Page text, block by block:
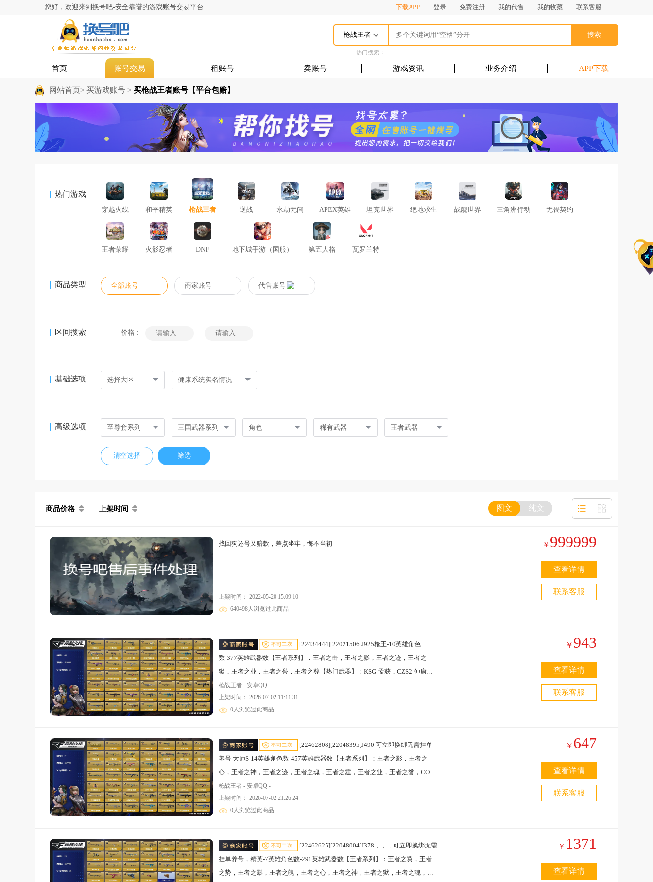
您好，欢迎来到换号吧-安全靠谱的游戏账号交易平台 下载APP 登录 免费注册 我的代售 我的收藏 联系客服
枪战王者 搜索
热门搜索：
首页 账号交易 租账号 卖账号 游戏资讯 业务介绍 APP下载
网站首页> 买游戏账号 > 买枪战王者账号【平台包赔】
热门游戏
穿越火线 和平精英 枪战王者 逆战 永劫无间 APEX英雄 坦克世界 绝地求生 战舰世界 三角洲行动 无畏契约
王者荣耀 火影忍者 DNF 地下城手游（国服） 第五人格 瓦罗兰特
商品类型 全部账号 商家账号 代售账号
区间搜索 价格： —
基础选项 选择大区 健康系统实名情况
高级选项 至尊套系列 三国武器系列 角色 稀有武器 王者武器
清空选择 筛选
商品价格 上架时间 图文 纯文
找回狗还号又赔款，差点坐牢，悔不当初
上架时间： 2022-05-20 15:09:10
640498人浏览过此商品
￥ 999999
查看详情
联系客服
数-377英雄武器数【王者系列】：王者之击，王者之影，王者之迹，王者之
狱，王者之业，王者之誉，王者之尊【热门武器】：KSG-孟获，CZS2-仲康，
AN94-盖，81式-光明之神，MK47-仁德，M4A1-仲达，AK47-奉先，M4A1-星
象，M200-幻神，VEPR12-宙斯，81式-阿波罗【角色】：葵，瞳，关小雨*2，
炽天使-X，祝融夫人，零-
枪战王者 - 安卓QQ -
上架时间： 2026-07-02 11:11:31
0人浏览过此商品
￥ 943
查看详情
联系客服
养号 大师S-14英雄角色数-457英雄武器数【王者系列】：王者之影，王者之
心，王者之神，王者之迹，王者之魂，王者之霆，王者之业，王者之誉，COP
357-雷霆王者，王者之尊【热门武器】：KSG-孟获，CZS2-仲康，COP 357-安
琪拉，AN94-盖，81式-光明之神，MK47-仁德，M4A1-仲达，M4A1-威侯，
TAC-慈，M200
枪战王者 - 安卓QQ -
上架时间： 2026-07-02 21:26:24
0人浏览过此商品
￥ 647
查看详情
联系客服
挂单养号，精英-7英雄角色数-291英雄武器数【王者系列】：王者之翼，王者
之势，王者之影，王者之魄，王者之心，王者之神，王者之狱，王者之魂，王
￥ 1371
查看详情